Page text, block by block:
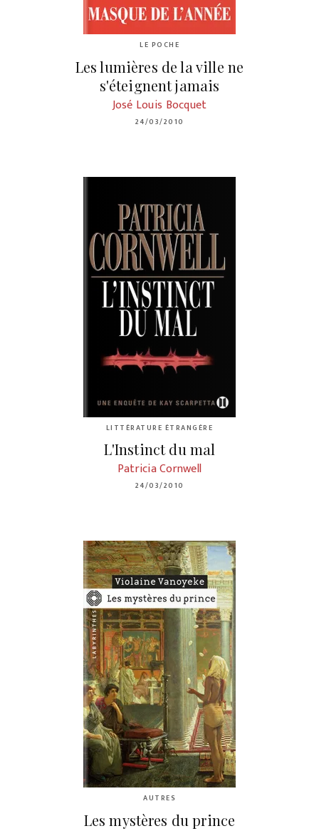
LE POCHE
Les lumières de la ville ne
s'éteignent jamais
José Louis Bocquet
24/03/2010
LITTÉRATURE ÉTRANGÈRE
L'Instinct du mal
Patricia Cornwell
24/03/2010
AUTRES
Les mystères du prince